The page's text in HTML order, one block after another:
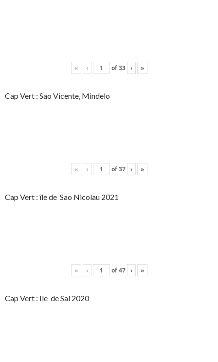
« ‹ of33 › »
Cap Vert : Sao Vicente, Mindelo
« ‹ of37 › »
Cap Vert : île de Sao Nicolau 2021
« ‹ of47 › »
Cap Vert : Ile de Sal 2020